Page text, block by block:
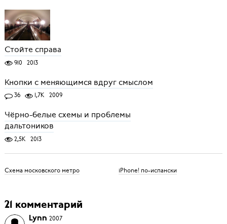
Стойте справа
910 2013
Кнопки с меняющимся вдруг смыслом
36 1,7K 2009
Чёрно-белые схемы и проблемы
дальтоников
2,5K 2013
Схема московского метро iPhone! по-испански
21 комментарий
Lynn 2007